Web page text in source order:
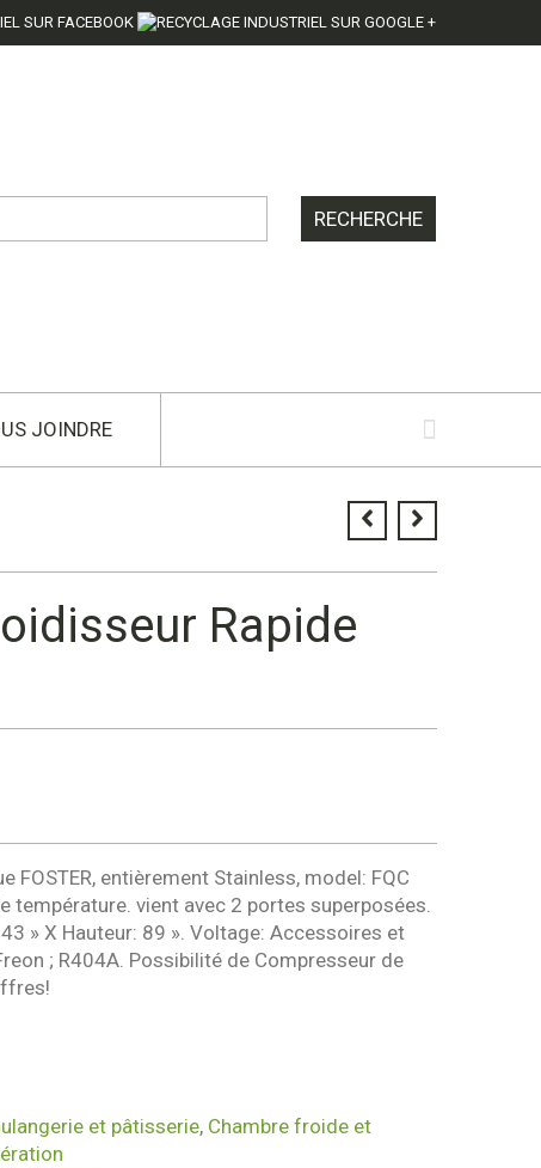
JOINDRE
Rapide
FOSTER, entièrement Stainless, model: FQC
température. vient avec 2 portes superposées.
» X Hauteur: 89 ». Voltage: Accessoires et
; R404A. Possibilité de Compresseur de
et pâtisserie, Chambre froide et